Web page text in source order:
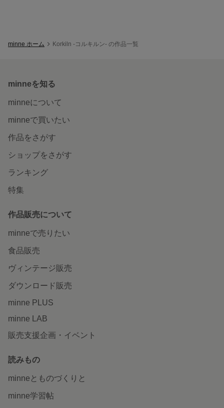
minne ホーム Korkiln -コルキルン- の作品一覧
minneを知る
minneについて
minneで買いたい
作品をさがす
ショップをさがす
ランキング
特集
作品販売について
minneで売りたい
食品販売
ヴィンテージ販売
ダウンロード販売
minne PLUS
minne LAB
販売支援企画・イベント
読みもの
minneとものづくりと
minne学習帖